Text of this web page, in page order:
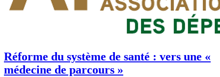
Réforme du système de santé : vers une «
médecine de parcours »